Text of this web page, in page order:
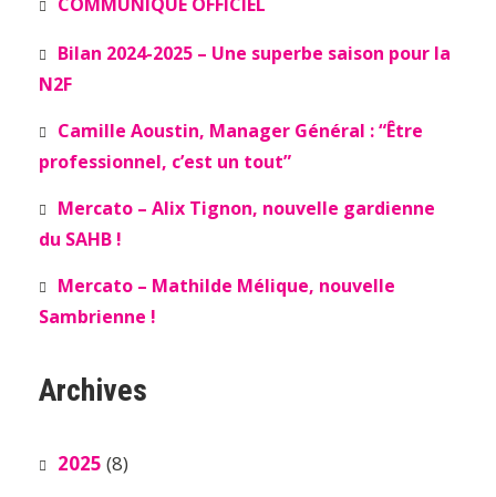
Bilan 2024-2025 – Une superbe saison pour la
N2F
Camille Aoustin, Manager Général : “Être
professionnel, c’est un tout”
Mercato – Alix Tignon, nouvelle gardienne
du SAHB !
Mercato – Mathilde Mélique, nouvelle
Sambrienne !
Archives
2025 (8)